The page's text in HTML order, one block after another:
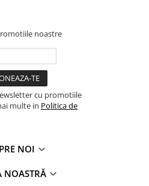
noastre
cu promotiile
multe in Politica de
NOI
NOASTRĂ